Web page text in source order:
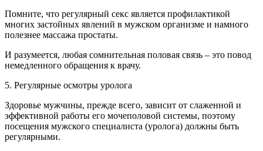
Помните, что регулярный секс является профилактикой
многих застойных явлений в мужском организме и намного
полезнее массажа простаты.
И разумеется, любая сомнительная половая связь – это повод
немедленного обращения к врачу.
5. Регулярные осмотры уролога
Здоровье мужчины, прежде всего, зависит от слаженной и
эффективной работы его мочеполовой системы, поэтому
посещения мужского специалиста (уролога) должны быть
регулярными.